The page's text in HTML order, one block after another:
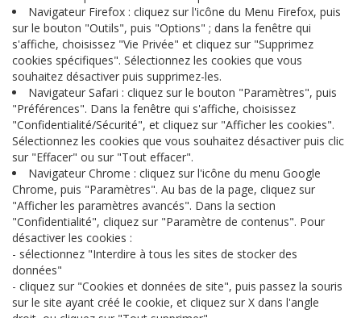
Navigateur Firefox : cliquez sur l'icône du Menu Firefox, puis
sur le bouton "Outils", puis "Options" ; dans la fenêtre qui
s'affiche, choisissez "Vie Privée" et cliquez sur "Supprimez
cookies spécifiques". Sélectionnez les cookies que vous
souhaitez désactiver puis supprimez-les.
Navigateur Safari : cliquez sur le bouton "Paramètres", puis
"Préférences". Dans la fenêtre qui s'affiche, choisissez
"Confidentialité/Sécurité", et cliquez sur "Afficher les cookies".
Sélectionnez les cookies que vous souhaitez désactiver puis clic
sur "Effacer" ou sur "Tout effacer".
Navigateur Chrome : cliquez sur l'icône du menu Google
Chrome, puis "Paramètres". Au bas de la page, cliquez sur
"Afficher les paramètres avancés". Dans la section
"Confidentialité", cliquez sur "Paramètre de contenus". Pour
désactiver les cookies :
- sélectionnez "Interdire à tous les sites de stocker des
données"
- cliquez sur "Cookies et données de site", puis passez la souris
sur le site ayant créé le cookie, et cliquez sur X dans l'angle